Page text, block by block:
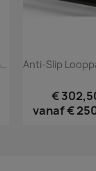
€
vanaf€